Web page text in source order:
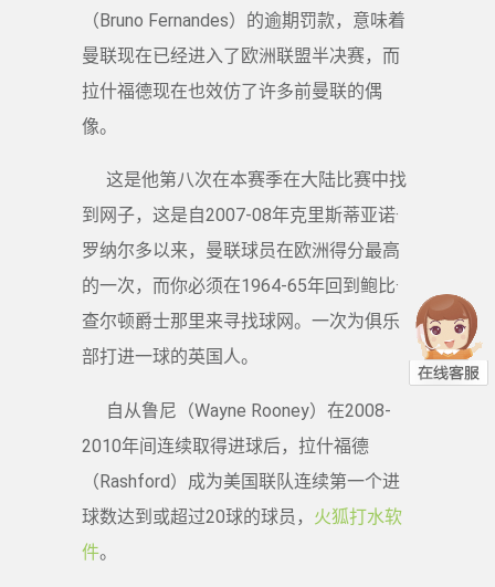
（Bruno Fernandes）的逾期罚款，意味着
曼联现在已经进入了欧洲联盟半决赛，而
拉什福德现在也效仿了许多前曼联的偶
像。
这是他第八次在本赛季在大陆比赛中找
到网子，这是自2007-08年克里斯蒂亚诺·
罗纳尔多以来，曼联球员在欧洲得分最高
的一次，而你必须在1964-65年回到鲍比·
查尔顿爵士那里来寻找球网。一次为俱乐
部打进一球的英国人。
自从鲁尼（Wayne Rooney）在2008-
2010年间连续取得进球后，拉什福德
（Rashford）成为美国联队连续第一个进
球数达到或超过20球的球员， 火狐打水软
件。